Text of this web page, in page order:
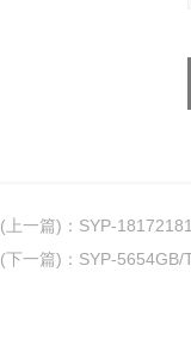
(上一篇) ： SYP-
(下一篇) ： SYP-5654GB/